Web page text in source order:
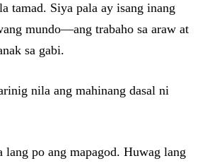
tamad. Siya pala ay isang inang
mundo—ang trabaho sa araw at
sa gabi.
nila ang mahinang dasal ni
lang po ang mapagod. Huwag lang